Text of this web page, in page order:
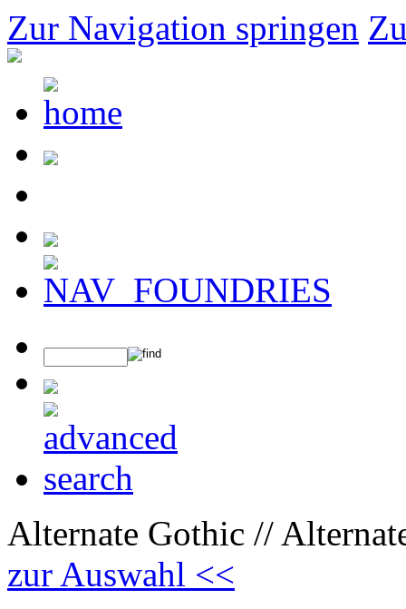
Zur Navigation springen
Alternate Gothic //
zur Auswahl <<